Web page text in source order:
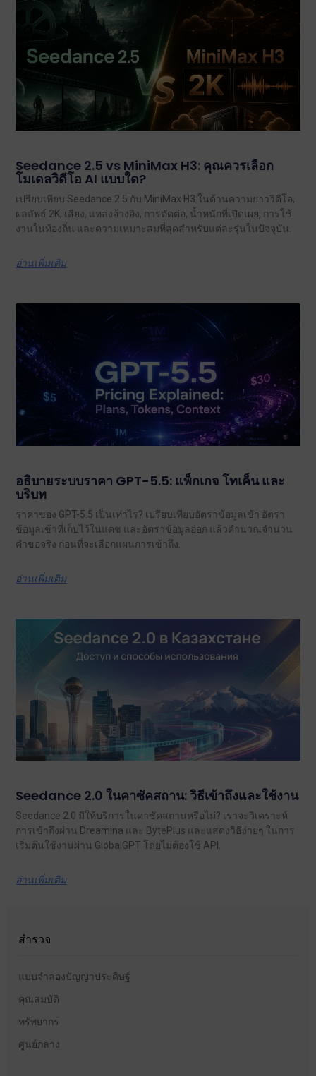
Seedance 2.5 vs MiniMax H3: คุณควรเลือก
โมเดลวิดีโอ AI แบบใด?
เปรียบเทียบ Seedance 2.5 กับ MiniMax H3 ในด้านความยาววิดีโอ,
ผลลัพธ์ 2K, เสียง, แหล่งอ้างอิง, การตัดต่อ, น้ำหนักที่เปิดเผย, การใช้
งานในท้องถิ่น และความเหมาะสมที่สุดสำหรับแต่ละรุ่นในปัจจุบัน.
อ่านเพิ่มเติม
อธิบายระบบราคา GPT-5.5: แพ็กเกจ โทเค็น และ
บริบท
ราคาของ GPT-5.5 เป็นเท่าไร? เปรียบเทียบอัตราข้อมูลเข้า อัตรา
ข้อมูลเข้าที่เก็บไว้ในแคช และอัตราข้อมูลออก แล้วคำนวณจำนวน
คำขอจริง ก่อนที่จะเลือกแผนการเข้าถึง.
อ่านเพิ่มเติม
Seedance 2.0 ในคาซัคสถาน: วิธีเข้าถึงและใช้งาน
Seedance 2.0 มีให้บริการในคาซัคสถานหรือไม่? เราจะวิเคราะห์
การเข้าถึงผ่าน Dreamina และ BytePlus และแสดงวิธีง่ายๆ ในการ
เริ่มต้นใช้งานผ่าน GlobalGPT โดยไม่ต้องใช้ API.
อ่านเพิ่มเติม
สำรวจ
แบบจำลองปัญญาประดิษฐ์
คุณสมบัติ
ทรัพยากร
ศูนย์กลาง